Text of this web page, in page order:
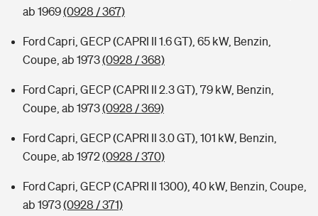
ab 1969(0928 / 367)
Ford Capri, GECP (CAPRI II 1.6 GT), 65 kW, Benzin,
Coupe, ab 1973(0928 / 368)
Ford Capri, GECP (CAPRI II 2.3 GT), 79 kW, Benzin,
Coupe, ab 1973(0928 / 369)
Ford Capri, GECP (CAPRI II 3.0 GT), 101 kW, Benzin,
Coupe, ab 1972(0928 / 370)
Ford Capri, GECP (CAPRI II 1300), 40 kW, Benzin, Coupe,
ab 1973(0928 / 371)